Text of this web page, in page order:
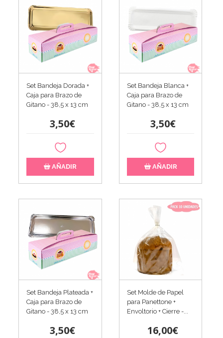
Set Bandeja Dorada +
Caja para Brazo de
Gitano - 38,5 x 13 cm
3,50€
AÑADIR
Set Bandeja Blanca +
Caja para Brazo de
Gitano - 38,5 x 13 cm
3,50€
AÑADIR
Set Bandeja Plateada +
Caja para Brazo de
Gitano - 38,5 x 13 cm
3,50€
Set Molde de Papel
para Panettone +
Envoltorio + Cierre -...
16,00€